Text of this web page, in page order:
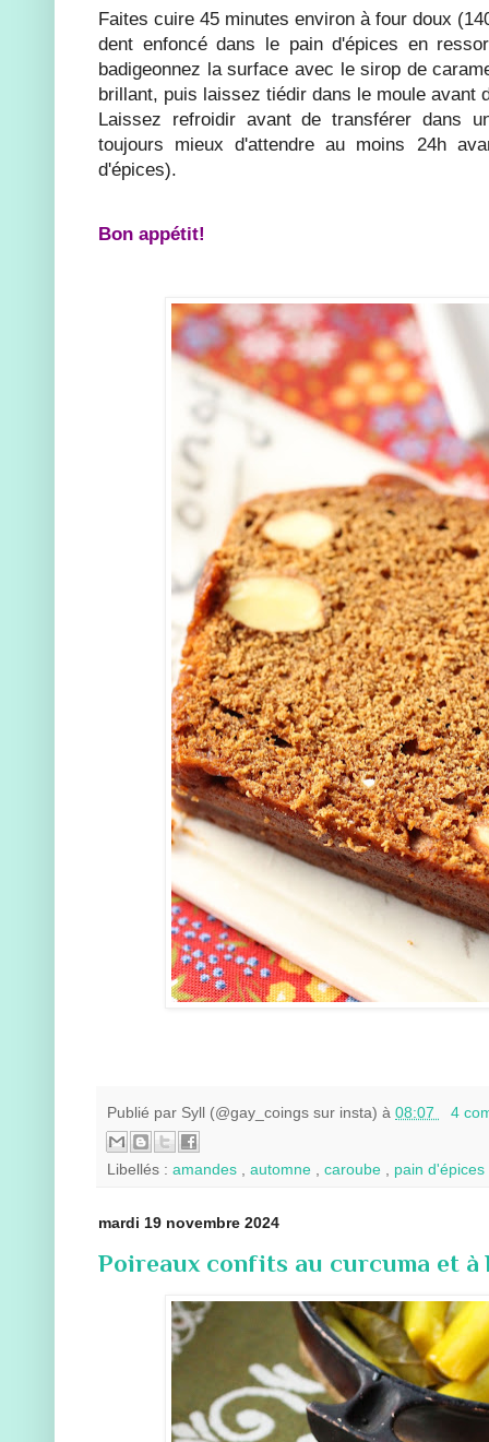
Faites cuire 45 minutes environ à four doux
dent enfoncé dans le pain d'épices en
badigeonnez la surface avec le sirop de
brillant, puis laissez tiédir dans le moule avant
Laissez refroidir avant de transférer dans
toujours mieux d'attendre au moins 24h
d'épices).
Bon appétit!
Publié par Syll (@gay_coings sur insta) à 08:07 4
Libellés : amandes automne caroube pain d'épices
mardi 19 novembre 2024
Poireaux confits au curcuma et à